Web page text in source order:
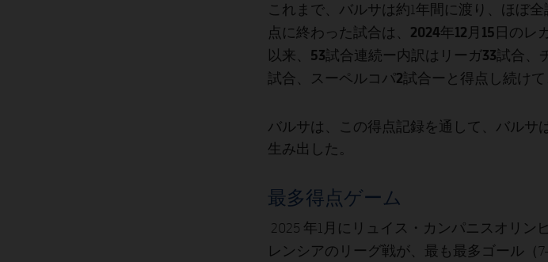
これまで、バルサは約1年間に渡り、ほぼ
点に終わった試合は、 2024年12月15日のレ
以来、 53試合連続ー内訳はリーガ33試合、
試合、スーペルコパ2試合ーと得点し続けて
バルサは、この得点記録を通して、バルサ
生み出した。
最多得点ゲーム
2025 年1月にリュイス・カンパニスオリン
レンシアのリーグ戦が、最も最多ゴール（